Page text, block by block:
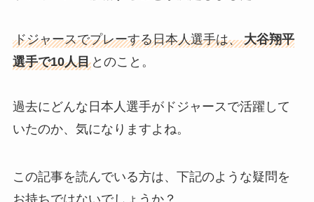
ドジャースでプレーする日本人選手は、 大谷翔平
選手で10人目とのこと。
過去にどんな日本人選手がドジャースで活躍して
いたのか、気になりますよね。
この記事を読んでいる方は、下記のような疑問を
お持ちではないでしょうか？